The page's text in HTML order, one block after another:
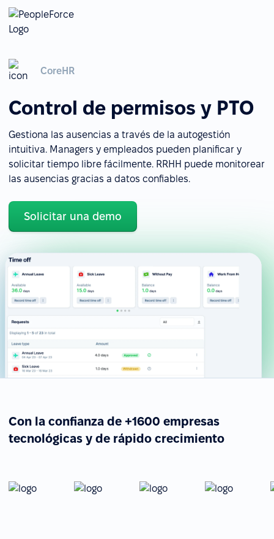
CoreHR
Control de permisos y PTO
Gestiona las ausencias a través de la autogestión
intuitiva. Managers y empleados pueden planificar y
solicitar tiempo libre fácilmente. RRHH puede monitorear
las ausencias gracias a datos confiables.
Solicitar una demo
Con la confianza de +1600 empresas
tecnológicas y de rápido crecimiento